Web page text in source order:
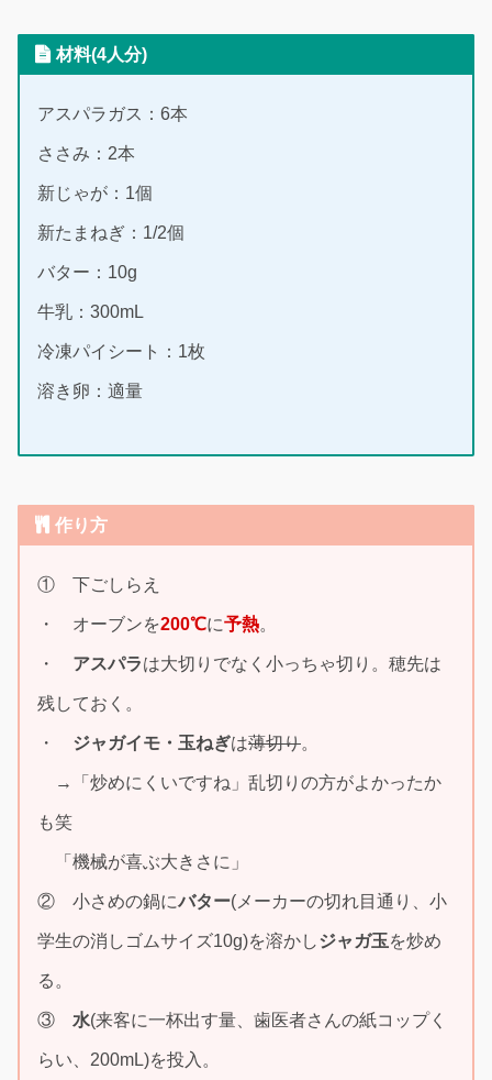
材料(4人分)
アスパラガス：6本
ささみ：2本
新じゃが：1個
新たまねぎ：1/2個
バター：10g
牛乳：300mL
冷凍パイシート：1枚
溶き卵：適量
作り方
① 下ごしらえ
・ オーブンを200℃に予熱。
・ アスパラは大切りでなく小っちゃ切り。穂先は
残しておく。
・ ジャガイモ・玉ねぎは薄切り。
→「炒めにくいですね」乱切りの方がよかったか
も笑
「機械が喜ぶ大きさに」
② 小さめの鍋にバター(メーカーの切れ目通り、小
学生の消しゴムサイズ10g)を溶かしジャガ玉を炒め
る。
③ 水(来客に一杯出す量、歯医者さんの紙コップく
らい、200mL)を投入。